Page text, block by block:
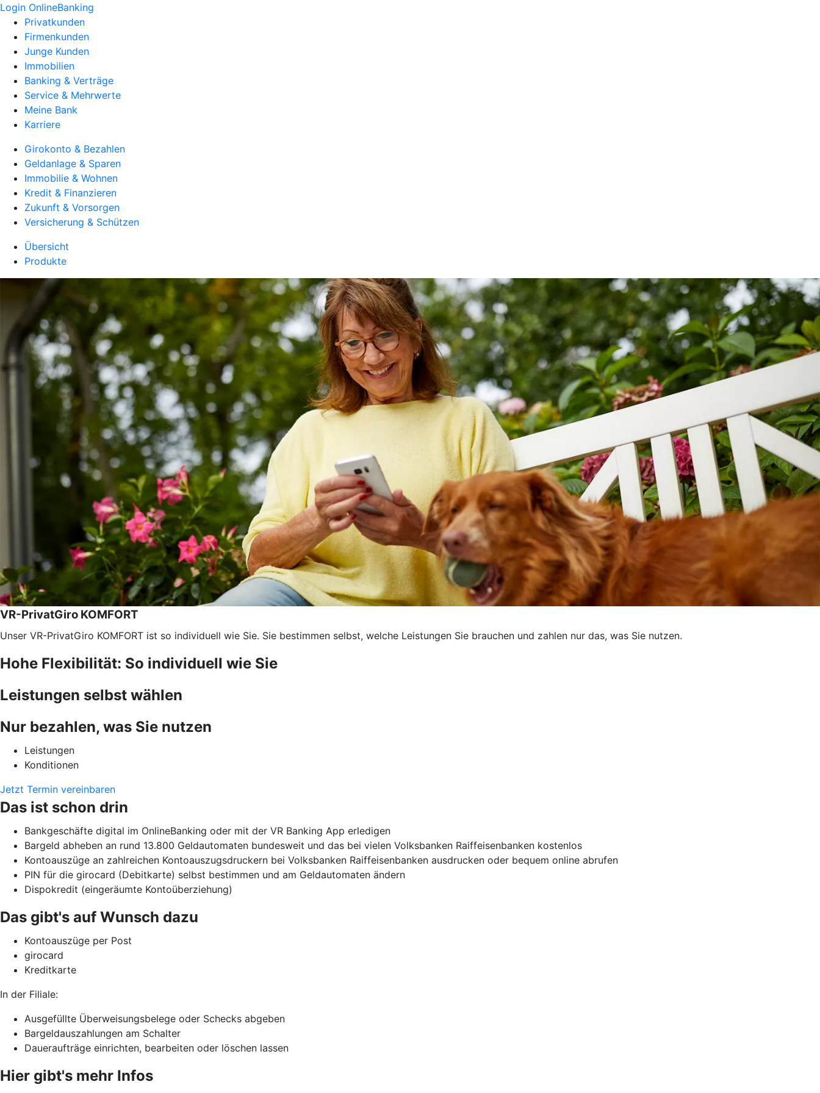
Login OnlineBanking
Privatkunden
Firmenkunden
Junge Kunden
Immobilien
Banking & Verträge
Service & Mehrwerte
Meine Bank
Karriere
Girokonto & Bezahlen
Geldanlage & Sparen
Immobilie & Wohnen
Kredit & Finanzieren
Zukunft & Vorsorgen
Versicherung & Schützen
Übersicht
Produkte
VR-PrivatGiro KOMFORT
Unser VR-PrivatGiro KOMFORT ist so individuell wie Sie. Sie bestimmen selbst, welche Leistungen Sie brauchen und zahlen nur das, was Sie nutzen.
Hohe Flexibilität: So individuell wie Sie
Leistungen selbst wählen
Nur bezahlen, was Sie nutzen
Leistungen
Konditionen
Jetzt Termin vereinbaren
Das ist schon drin
Bankgeschäfte digital im OnlineBanking oder mit der VR Banking App erledigen
Bargeld abheben an rund 13.800 Geldautomaten bundesweit und das bei vielen Volksbanken Raiffeisenbanken kostenlos
Kontoauszüge an zahlreichen Kontoauszugsdruckern bei Volksbanken Raiffeisenbanken ausdrucken oder bequem online abrufen
PIN für die girocard (Debitkarte) selbst bestimmen und am Geldautomaten ändern
Dispokredit (eingeräumte Kontoüberziehung)
Das gibt's auf Wunsch dazu
Kontoauszüge per Post
girocard
Kreditkarte
In der Filiale:
Ausgefüllte Überweisungsbelege oder Schecks abgeben
Bargeldauszahlungen am Schalter
Daueraufträge einrichten, bearbeiten oder löschen lassen
Hier gibt's mehr Infos